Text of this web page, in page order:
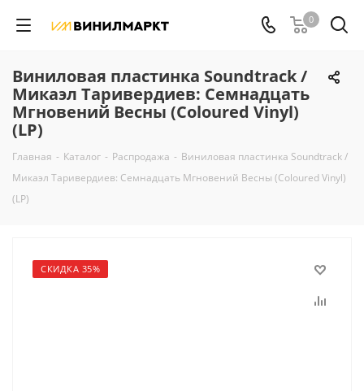
0
Виниловая пластинка Soundtrack /
Микаэл Таривердиев: Семнадцать
Мгновений Весны (Coloured Vinyl)
(LP)
Главная - Каталог - Распродажа - Виниловая пластинка Soundtrack /
Микаэл Таривердиев: Семнадцать Мгновений Весны (Coloured Vinyl)
(LP)
СКИДКА 35%